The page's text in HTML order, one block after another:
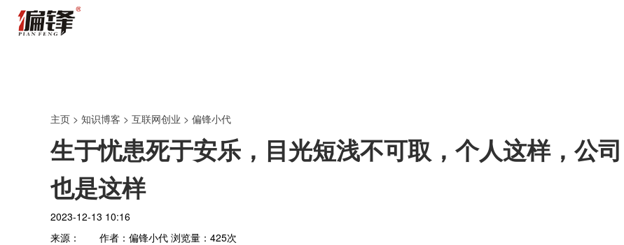
主页 > 知识博客 > 互联网创业 > 偏锋小代
生于忧患死于安乐，目光短浅不可取，个人这样，公司
也是这样
2023-12-13 10:16
来源：
作者：偏锋小代 浏览量： 425次